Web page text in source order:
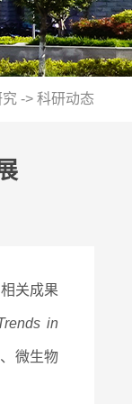
究 ->科研动态
关成果
in
微生物